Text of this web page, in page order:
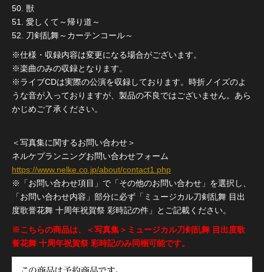
50. 獣
51. 愛しくて～帰り道～
52. 刀剣乱舞～カーテンコール～
※仕様・収録内容は変更になる場合がございます。
※楽曲のみの収録となります。
※ライブCDは実際の公演を収録しております。時折ノイズのよ
うな音が入っておりますが、製品の不良ではございません。あら
かじめご了承ください。
＜写真集に関するお問い合わせ＞
ネルケプランニングお問い合わせフォーム
https://www.nelke.co.jp/about/contact1.php
※「お問い合わせ項目」で「その他のお問い合わせ」を選択し、
「お問い合わせ内容」部分に必ず「ミュージカル刀剣乱舞 目出
度歌誉花舞 十周年祝賀祭 彩時記の件」とご記載ください。
※こちらの商品は、＜写真集＞ミュージカル刀剣乱舞 目出度歌
誉花舞 十周年祝賀祭 彩時記のみ同梱可能です。
この商品は予約商品です。